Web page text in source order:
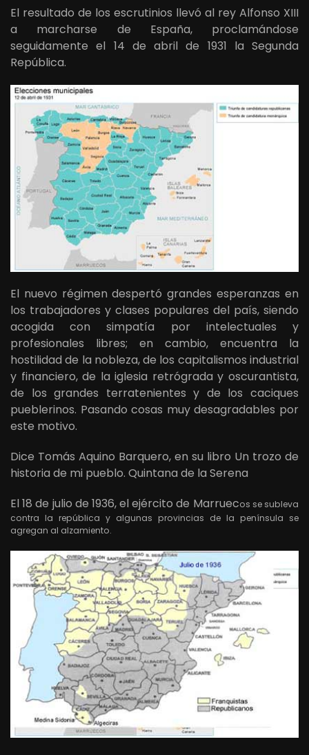
El resultado de los escrutinios llevó al rey Alfonso XIII
a marcharse de España, proclamándose
seguidamente el 14 de abril de 1931 la Segunda
República.
El nuevo régimen despertó grandes esperanzas en
los trabajadores y clases populares del país, siendo
acogida con simpatía por intelectuales y
profesionales libres; en cambio, encuentra la
hostilidad de la nobleza, de los capitalismos industrial
y financiero, de la iglesia retrógrada y oscurantista,
de los grandes terratenientes y de los caciques
pueblerinos. Pasando cosas muy desagradables por
este motivo.
Dice Tomás Aquino Barquero, en su libro Un trozo de
historia de mi pueblo. Quintana de la Serena
El 18 de julio de 1936, el ejército de Marruecos se subleva
contra la república y algunas provincias de la península se
agregan al alzamiento.